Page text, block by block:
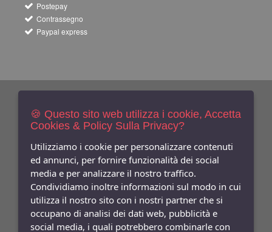
Postepay
Contrassegno
Paypal express
NewslettersIscriviti Gratis
Indica qui la tua email per ricevere sconti e newsletter.
Consenso
Privacy
Facebook
SeguiciSu
🍪 Questo sito web utilizza i cookie, Accetta
Cookies & Policy Sulla Privacy?
Utilizziamo i cookie per personalizzare contenuti
ed annunci, per fornire funzionalità dei social
media e per analizzare il nostro traffico.
Condividiamo inoltre informazioni sul modo in cui
utilizza il nostro sito con i nostri partner che si
occupano di analisi dei dati web, pubblicità e
social media, i quali potrebbero combinarle con